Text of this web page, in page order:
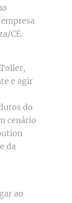
CE.
e agir
do
cenário
da
ao